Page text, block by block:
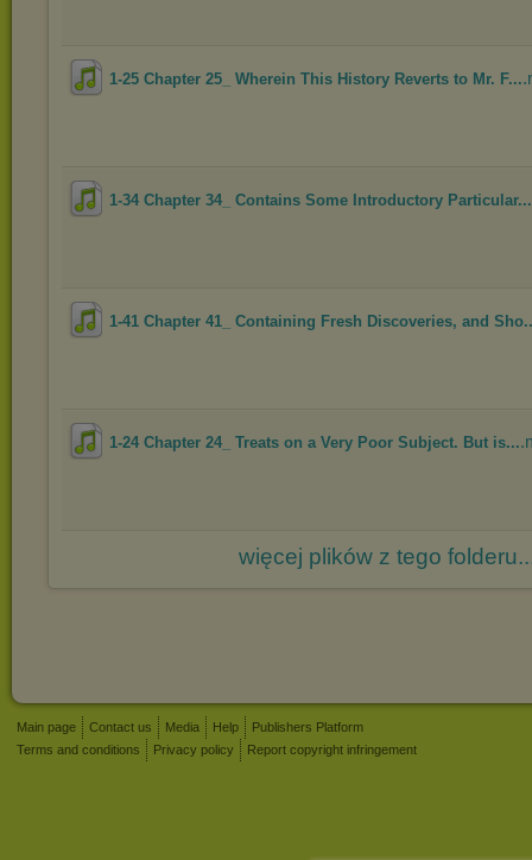
1-25 Chapter 25_ Wherein This History Reverts to Mr. F...
1-34 Chapter 34_ Contains Some Introductory Particular...
1-41 Chapter 41_ Containing Fresh Discoveries, and
1-24 Chapter 24_ Treats on a Very Poor Subject. But is...
więcej plików z tego
Main page Contact us Media Help
Publishers Platform
Terms and conditions
Privacy policy Report copyright infringement